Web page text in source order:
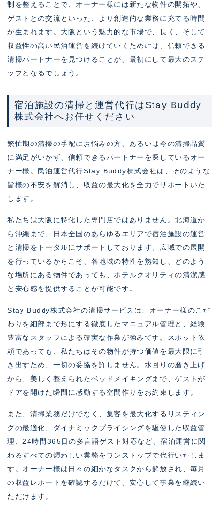
制を整えることで、オーナー様には新たな物件の開拓や、
ゲストとの交流といった、より創造的な業務に充てる時間
が生まれます。大阪という魅力的な市場で、長く、そして
収益性の高い民泊運営を続けていくためには、信頼できる
清掃パートナーを見つけることが、最初にして最大のステ
ップとなるでしょう。
宿泊施設の清掃と運営代行はStay Buddy
株式会社へお任せください
繁忙期の清掃の手配にお悩みの方、あるいは今の清掃品質
に満足がいかず、信頼できるパートナーを探しているオー
ナー様。民泊運営代行Stay Buddy株式会社は、そのような
皆様の不安を解消し、収益の最大化を全力でサポートいた
します。
私たちは大阪に特化した専門店ではありません。北海道か
ら沖縄まで、日本全国のあらゆるエリアで宿泊施設の運営
と清掃をトータルにサポートしております。広域での展開
を行っているからこそ、各地域の特性を熟知し、どのよう
な場所にある物件であっても、ホテルクオリティの清潔感
と安心感を提供することが可能です。
Stay Buddy株式会社の清掃サービスは、オーナー様のこだ
わりを細部まで形にする徹底したマニュアル管理と、経験
豊富なスタッフによる確実な作業が強みです。スポット依
頼であっても、私たちはその物件が持つ価値を最大限に引
き出すため、一切の妥協を許しません。水回りの磨き上げ
から、美しく整えられたベッドメイキングまで、ゲストが
ドアを開けた瞬間に感動する空間作りをお約束します。
また、清掃業務だけでなく、集客を最大化するリスティン
グの最適化、ダイナミックプライシングを駆使した収益管
理、24時間365日の多言語ゲスト対応など、宿泊運営に関
わるすべての煩わしい業務をワンストップで代行いたしま
す。オーナー様は日々の細かなタスクから解放され、毎月
の収益レポートを確認するだけで、安心して事業を継続い
ただけます。